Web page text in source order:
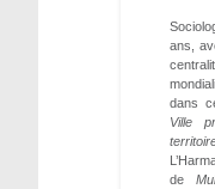
ans,
dans
Ville
de